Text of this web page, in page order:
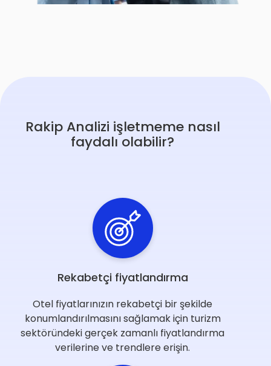
Rakip Analizi işletmeme nasıl
faydalı olabilir?
Rekabetçi fiyatlandırma
Otel fiyatlarınızın rekabetçi bir şekilde
konumlandırılmasını sağlamak için turizm
sektöründeki gerçek zamanlı fiyatlandırma
verilerine ve trendlere erişin.